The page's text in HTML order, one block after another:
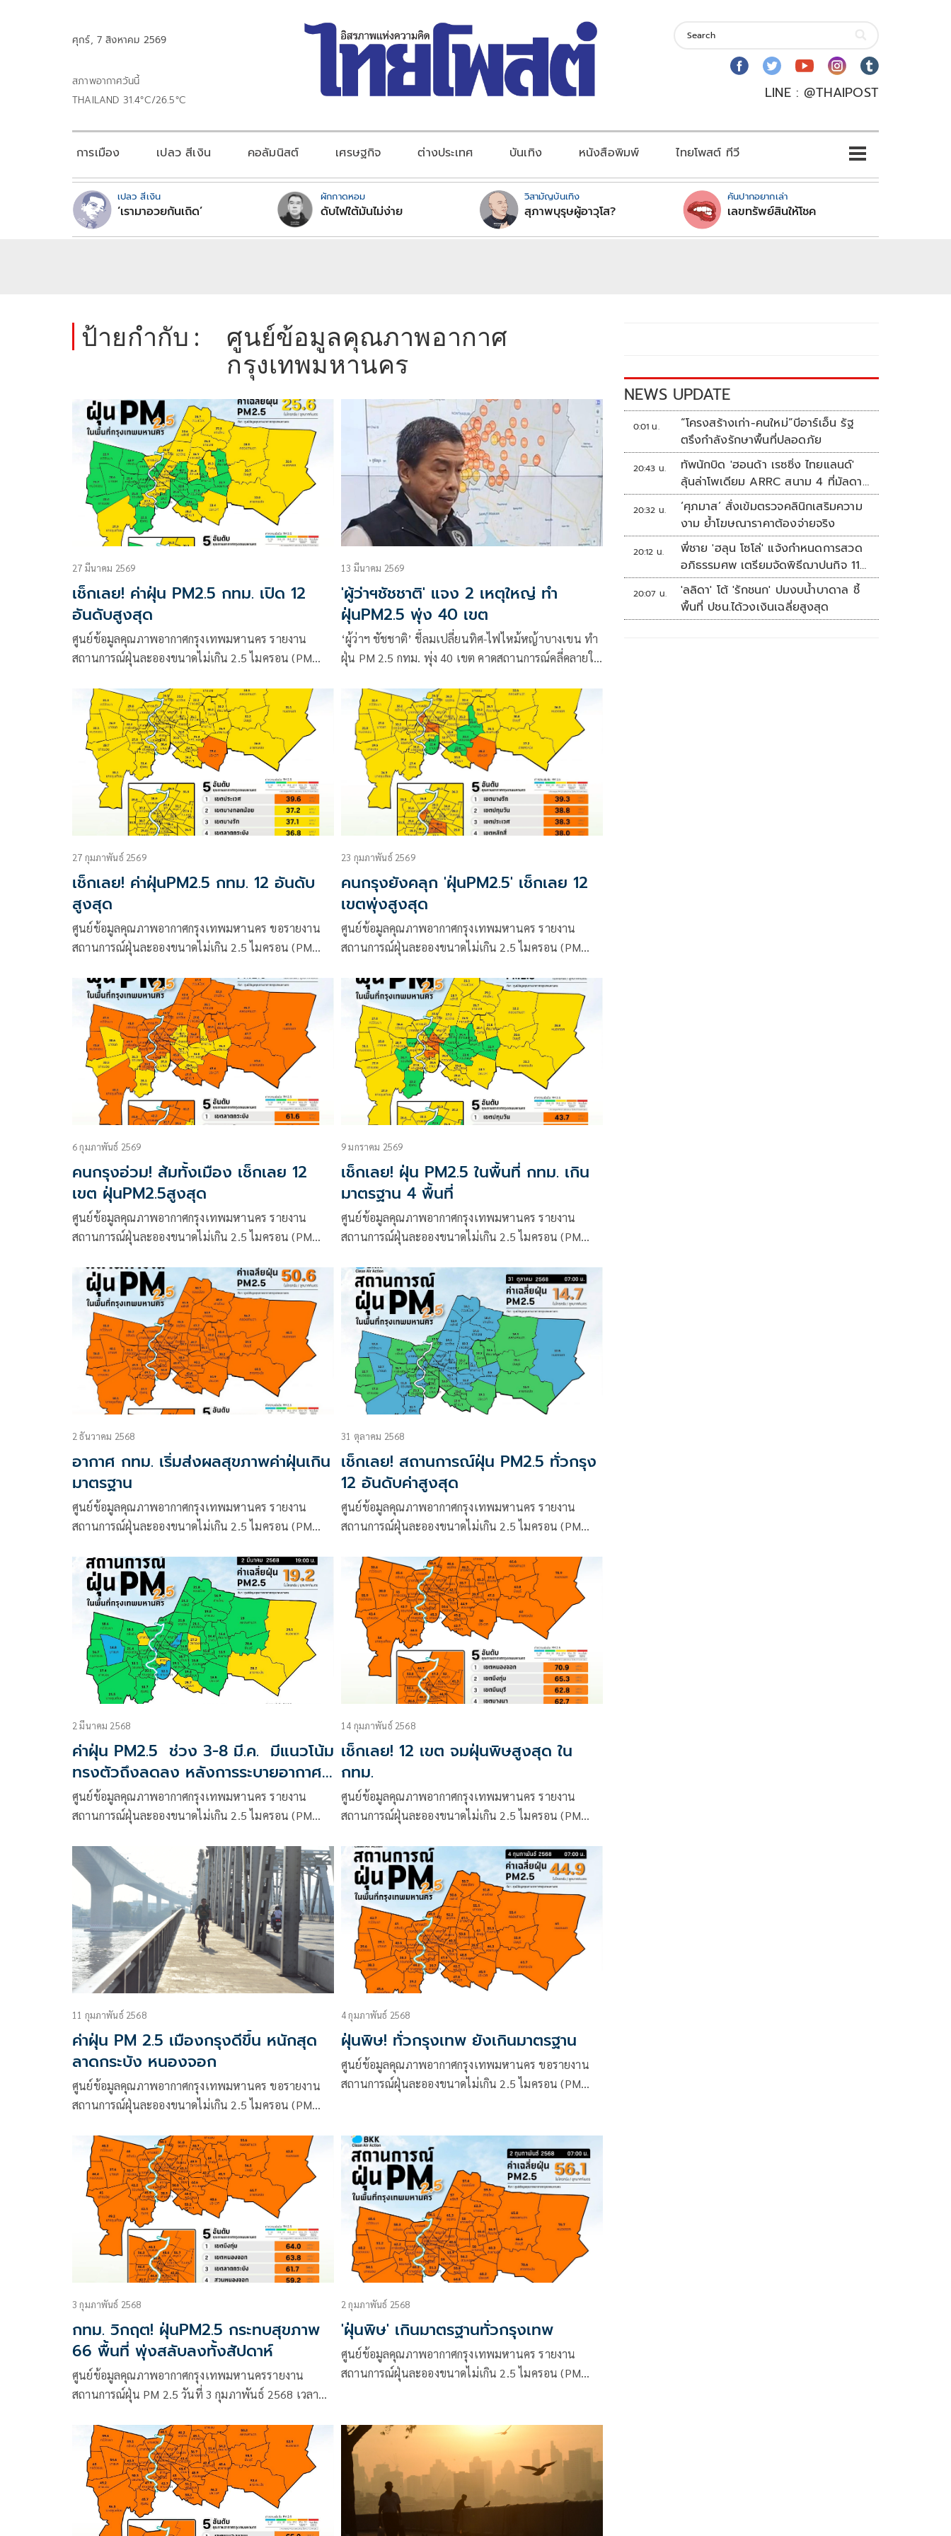
ศุกร์, 7 สิงหาคม 2569
สภาพอากาศวันนี้
THAILAND 31.4°C/26.5°C
LINE : @THAIPOST
การเมือง เปลว สีเงิน คอลัมนิสต์ เศรษฐกิจ ต่างประเทศ บันเทิง หนังสือพิมพ์ ไทยโพสต์ ทีวี
เปลว สีเงิน
‘เรามาอวยกันเถิด’
ผักกาดหอม
ดับไฟใต้มันไม่ง่าย
วิสามัญบันเทิง
สุภาพบุรุษผู้อาวุโส?
คันปากอยากเล่า
เลขทรัพย์สินให้โชค
ป้ายกำกับ :
ศูนย์ข้อมูลคุณภาพอากาศ
กรุงเทพมหานคร
27 มีนาคม 2569
เช็กเลย! ค่าฝุ่น PM2.5 กทม. เปิด 12
อันดับสูงสุด
ศูนย์ข้อมูลคุณภาพอากาศกรุงเทพมหานคร รายงาน
สถานการณ์ฝุ่นละอองขนาดไม่เกิน 2.5 ไมครอน (PM
เวลา 07:00 น.
13 มีนาคม 2569
'ผู้ว่าฯชัชชาติ' แจง 2 เหตุใหญ่ ทำ
ฝุ่นPM2.5 พุ่ง 40 เขต
‘ผู้ว่าฯ ชัชชาติ’ ชี้ลมเปลี่ยนทิศ-ไฟไหม้หญ้าบางเขน ทำ
ฝุ่น PM 2.5 กทม. พุ่ง 40 เขต คาดสถานการณ์คลี่คลายใน
27 กุมภาพันธ์ 2569
เช็กเลย! ค่าฝุ่นPM2.5 กทม. 12 อันดับ
สูงสุด
ศูนย์ข้อมูลคุณภาพอากาศกรุงเทพมหานคร ขอรายงาน
สถานการณ์ฝุ่นละอองขนาดไม่เกิน 2.5 ไมครอน (PM
2569 เวลา 07:00 น.
23 กุมภาพันธ์ 2569
คนกรุงยังคลุก 'ฝุ่นPM2.5' เช็กเลย 12
เขตพุ่งสูงสุด
ศูนย์ข้อมูลคุณภาพอากาศกรุงเทพมหานคร รายงาน
สถานการณ์ฝุ่นละอองขนาดไม่เกิน 2.5 ไมครอน (PM
2569 เวลา 07.00 น.
6 กุมภาพันธ์ 2569
คนกรุงอ่วม! ส้มทั้งเมือง เช็กเลย 12
เขต ฝุ่นPM2.5สูงสุด
ศูนย์ข้อมูลคุณภาพอากาศกรุงเทพมหานคร รายงาน
สถานการณ์ฝุ่นละอองขนาดไม่เกิน 2.5 ไมครอน (PM
เวลา 07:00 น.
9 มกราคม 2569
เช็กเลย! ฝุ่น PM2.5 ในพื้นที่ กทม. เกิน
มาตรฐาน 4 พื้นที่
ศูนย์ข้อมูลคุณภาพอากาศกรุงเทพมหานคร รายงาน
สถานการณ์ฝุ่นละอองขนาดไม่เกิน 2.5 ไมครอน (PM
2 ธันวาคม 2568
อากาศ กทม. เริ่มส่งผลสุขภาพค่าฝุ่นเกิน
มาตรฐาน
ศูนย์ข้อมูลคุณภาพอากาศกรุงเทพมหานคร รายงาน
สถานการณ์ฝุ่นละอองขนาดไม่เกิน 2.5 ไมครอน (PM
31 ตุลาคม 2568
เช็กเลย! สถานการณ์ฝุ่น PM2.5 ทั่วกรุง
12 อันดับค่าสูงสุด
ศูนย์ข้อมูลคุณภาพอากาศกรุงเทพมหานคร รายงาน
สถานการณ์ฝุ่นละอองขนาดไม่เกิน 2.5 ไมครอน (PM
เวลา 07:00 น. ว่า
2 มีนาคม 2568
ค่าฝุ่น PM2.5 ช่วง 3-8 มี.ค. มีแนวโน้ม
ทรงตัวถึงลดลง หลังการระบายอากาศ
อยู่เกณฑ์ดี
ศูนย์ข้อมูลคุณภาพอากาศกรุงเทพมหานคร รายงาน
สถานการณ์ฝุ่นละอองขนาดไม่เกิน 2.5 ไมครอน (PM
14 กุมภาพันธ์ 2568
เช็กเลย! 12 เขต จมฝุ่นพิษสูงสุด ใน
กทม.
ศูนย์ข้อมูลคุณภาพอากาศกรุงเทพมหานคร รายงาน
สถานการณ์ฝุ่นละอองขนาดไม่เกิน 2.5 ไมครอน (PM
2568 เวลา 07:00 น. ค่าเฉลี่ยของกรุงเทพมหานคร
11 กุมภาพันธ์ 2568
ค่าฝุ่น PM 2.5 เมืองกรุงดีขึ้น หนักสุด
ลาดกระบัง หนองจอก
ศูนย์ข้อมูลคุณภาพอากาศกรุงเทพมหานคร ขอรายงาน
สถานการณ์ฝุ่นละอองขนาดไม่เกิน 2.5 ไมครอน (PM
28.1 ไมโครกรัมต่อลูกบาศก์เมตร
4 กุมภาพันธ์ 2568
ฝุ่นพิษ! ทั่วกรุงเทพ ยังเกินมาตรฐาน
ศูนย์ข้อมูลคุณภาพอากาศกรุงเทพมหานคร ขอรายงาน
สถานการณ์ฝุ่นละอองขนาดไม่เกิน 2.5 ไมครอน (PM
3 กุมภาพันธ์ 2568
กทม. วิกฤต! ฝุ่นPM2.5 กระทบสุขภาพ
66 พื้นที่ พุ่งสลับลงทั้งสัปดาห์
ศูนย์ข้อมูลคุณภาพอากาศกรุงเทพมหานครรายงาน
สถานการณ์ฝุ่น PM 2.5 วันที่ 3 กุมภาพันธ์ 2568 เวลา
(มคก.) / ลูกบาศก์เมตร (ลบ.ม.)
2 กุมภาพันธ์ 2568
'ฝุ่นพิษ' เกินมาตรฐานทั่วกรุงเทพ
ศูนย์ข้อมูลคุณภาพอากาศกรุงเทพมหานคร รายงาน
สถานการณ์ฝุ่นละอองขนาดไม่เกิน 2.5 ไมครอน (PM
NEWS UPDATE
0:01 น.
“โครงสร้างเก่า-คนใหม่”บีอาร์เอ็น รัฐ
ตรึงกำลังรักษาพื้นที่ปลอดภัย
20:43 น.
ทัพนักบิด 'ฮอนด้า เรซซิ่ง ไทยแลนด์'
ลุ้นล่าโพเดียม ARRC สนาม 4 ที่มัลดาลิ
กา
20:32 น.
‘ศุภมาส’ สั่งเข้มตรวจคลินิกเสริมความ
งาม ย้ำโฆษณาราคาต้องจ่ายจริง
20:12 น.
พี่ชาย 'ฮลุน โซโล่' แจ้งกำหนดการสวด
อภิธรรมศพ เตรียมจัดพิธีฌาปนกิจ 11
ส.ค.
20:07 น.
'ลลิดา' โต้ 'รักชนก' ปมงบน้ำบาดาล ชี้
พื้นที่ ปชน.ได้วงเงินเฉลี่ยสูงสุด